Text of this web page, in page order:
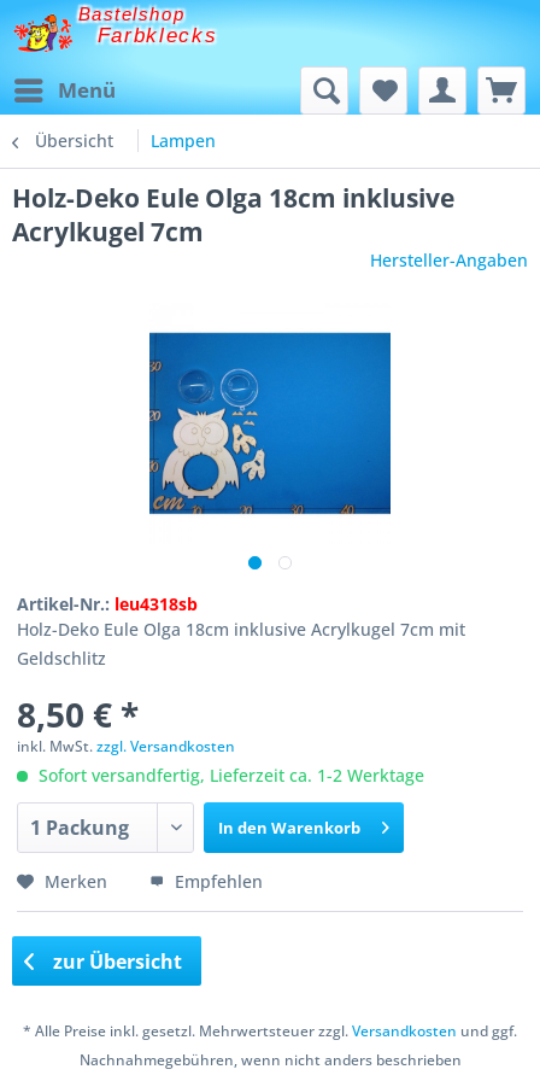
Bastelshop
Farbklecks
Menü
Übersicht Lampen
Holz-Deko Eule Olga 18cm inklusive
Acrylkugel 7cm
Hersteller-Angaben
Artikel-Nr.: leu4318sb
Holz-Deko Eule Olga 18cm inklusive Acrylkugel 7cm mit
Geldschlitz
8,50 € *
inkl. MwSt.zzgl. Versandkosten
Sofort versandfertig, Lieferzeit ca. 1-2 Werktage
In den Warenkorb
Merken Empfehlen
zur Übersicht
* Alle Preise inkl. gesetzl. Mehrwertsteuer zzgl.Versandkosten und ggf.
Nachnahmegebühren, wenn nicht anders beschrieben